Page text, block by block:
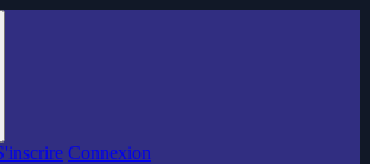
Connexion